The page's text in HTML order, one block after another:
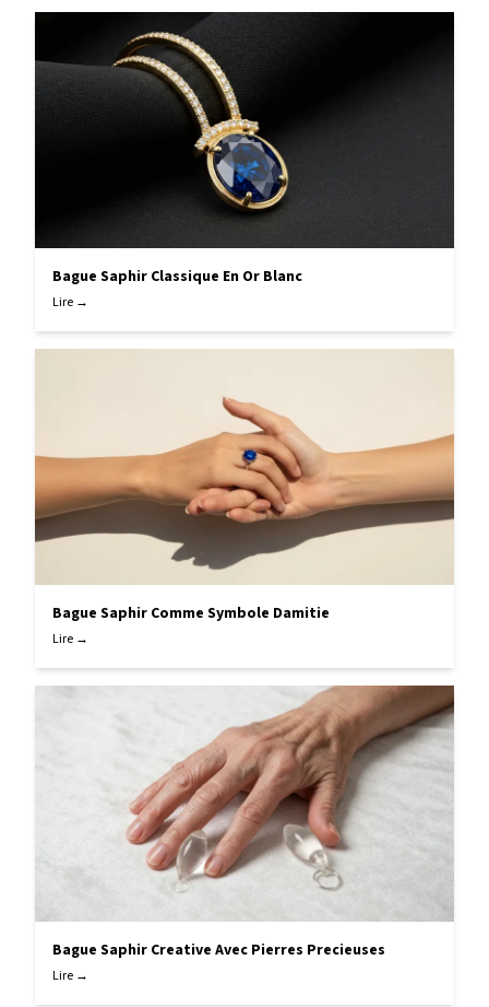
Bague Saphir Classique En Or Blanc
Lire →
Bague Saphir Comme Symbole Damitie
Lire →
Bague Saphir Creative Avec Pierres Precieuses
Lire →